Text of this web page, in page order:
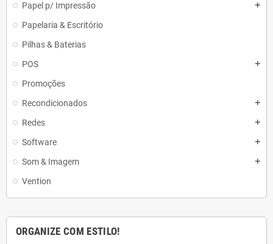
Papel p/ Impressão
add
Papelaria & Escritório
Pilhas & Baterias
POS
add
Promoções
Recondicionados
add
Redes add
Software add
Som & Imagem add
Vention
ORGANIZE COM ESTILO!